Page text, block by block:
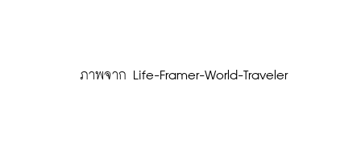
ภาพจาก Life-Framer-World-Traveler